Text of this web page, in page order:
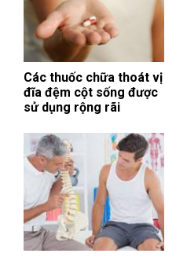
Các thuốc chữa thoát vị
đĩa đệm cột sống được
sử dụng rộng rãi